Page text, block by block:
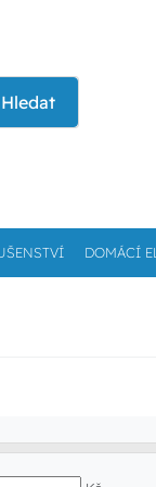
Hledat
DOMÁCÍ